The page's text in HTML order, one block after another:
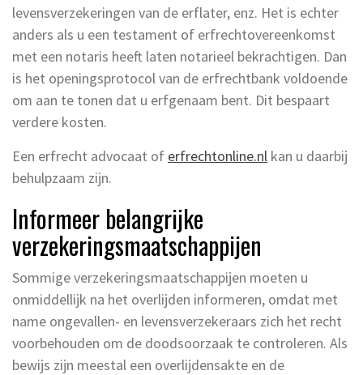
levensverzekeringen van de erflater, enz. Het is echter
anders als u een testament of erfrechtovereenkomst
met een notaris heeft laten notarieel bekrachtigen. Dan
is het openingsprotocol van de erfrechtbank voldoende
om aan te tonen dat u erfgenaam bent. Dit bespaart
verdere kosten.
Een erfrecht advocaat of erfrechtonline.nl kan u daarbij
behulpzaam zijn.
Informeer belangrijke
verzekeringsmaatschappijen
Sommige verzekeringsmaatschappijen moeten u
onmiddellijk na het overlijden informeren, omdat met
name ongevallen- en levensverzekeraars zich het recht
voorbehouden om de doodsoorzaak te controleren. Als
bewijs zijn meestal een overlijdensakte en de